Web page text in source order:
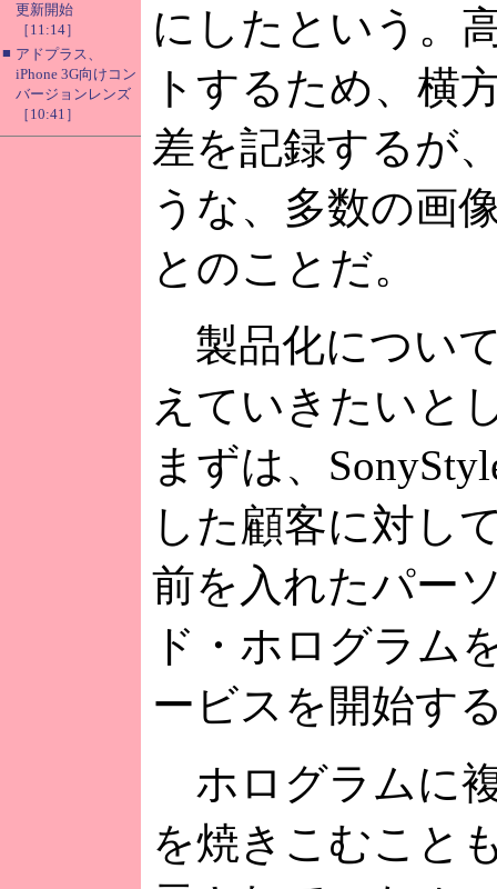
更新開始
［11:14］
■ アドプラス、
iPhone 3G向けコン
バージョンレンズ
［10:41］
にしたという。
トするため、横
差を記録するが
うな、多数の画
とのことだ。
製品化につい
えていきたいと
まずは、
した顧客に対し
前を入れたパー
ド・ホログラム
ービスを開始す
ホログラムに
を焼きこむこと